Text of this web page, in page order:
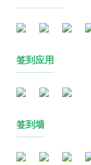
签到应用
签到墙